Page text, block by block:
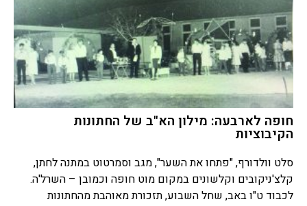
חופה לארבעה: מילון הא"ב של החתונות
הקיבוציות
סלט וולדורף, "פתחו את השער", מגב וסמרטוט במתנה לחתן,
קלצ'ניקובים וקלשונים במקום מוט חופה וכמובן – השרל'ה.
לכבוד ט"ו באב, שחל השבוע, תזכורת מאוהבת מהחתונות